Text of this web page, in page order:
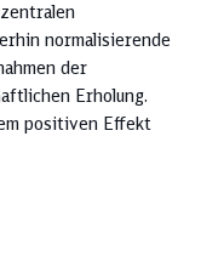
normalisierende
der
Erholung.
positiven Effekt